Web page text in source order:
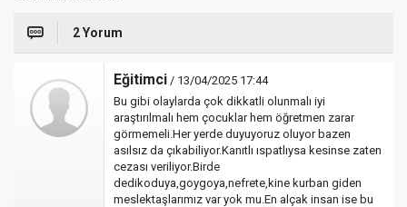
2 Yorum
Eğitimci / 13/04/2025 17:44
Bu gibi olaylarda çok dikkatli olunmalı iyi
araştırılmalı hem çocuklar hem öğretmen zarar
görmemeli.Her yerde duyuyoruz oluyor bazen
asılsız da çıkabiliyor.Kanıtlı ıspatlıysa kesinse zaten
cezası veriliyor.Birde
dedikoduya,goygoya,nefrete,kine kurban giden
meslektaşlarımız var yok mu.En alçak insan ise bu